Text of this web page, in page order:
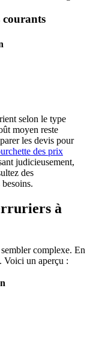
courants
selon le type
moyen reste
les devis pour
des prix
judicieusement,
des
à
complexe. En
Voici un aperçu :